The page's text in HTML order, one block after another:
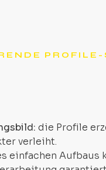
PROFILE-
die Profile
verleiht.
einfachen